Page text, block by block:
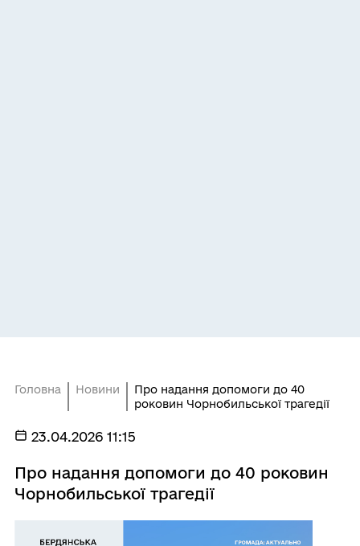
Головна Новини
Про надання допомоги до 40
роковин Чорнобильської трагедії
23.04.2026 11:15
Про надання допомоги до 40 роковин
Чорнобильської трагедії